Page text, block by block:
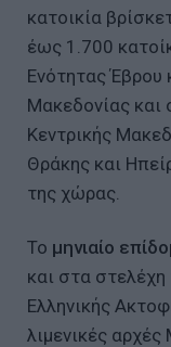
κατοικία
έως 1.700
Ενότητας Έβρου
Μακεδονίας και
Κεντρικής
Θράκης και
της χώρας.
Το μηνιαίο
και στα
Ελληνικής
λιμενικές